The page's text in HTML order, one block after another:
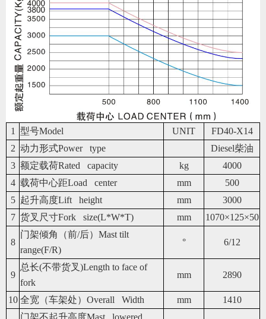
1 型号Model UNIT
FD40-X14
2 动力形式Power type
Diesel柴油
3 额定载荷Rated capacity kg
4000
4 载荷中心距Load center mm
500
5 起升高度Lift height mm
3000
7 货叉尺寸Fork size(L*W*T) mm 1070×125×50
8
门架倾角（前/后）Mast tilt
range(F/R)
° 6/12
9
总长(不带货叉)Length to face of
fork
mm 2890
10 全宽（车架处）Overall Width mm 1410
门架不起升高度Mast lowered